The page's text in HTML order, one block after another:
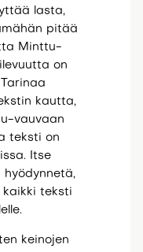
lasta,
pitää
Minttu-
on
kautta,
vauvaan
teksti on
Itse
hyödynnetä,
kaikki teksti
keinojen